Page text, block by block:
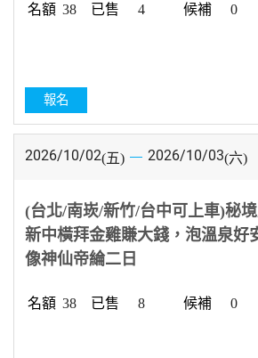
38 4 0
報名
2026/10/02(五) 2026/10/03(六)
(台北/南崁/新竹/台中可上車)秘
新中橫拜金雞賺大錢，泡溫泉好
像神仙帝綸二日
38 8 0